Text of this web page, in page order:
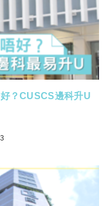
？CUSCS邊科升U